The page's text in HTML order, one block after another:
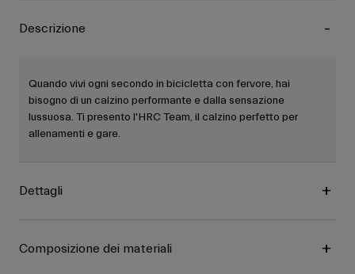
Descrizione
Quando vivi ogni secondo in bicicletta con fervore, hai
bisogno di un calzino performante e dalla sensazione
lussuosa. Ti presento l'HRC Team, il calzino perfetto per
allenamenti e gare.
Dettagli
Composizione dei materiali